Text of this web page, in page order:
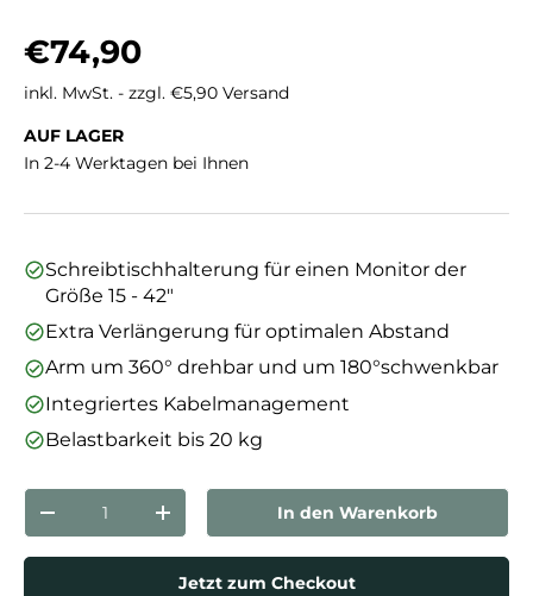
Normaler Preis
€74,90
inkl. MwSt. - zzgl. €5,90 Versand
AUF LAGER
In 2-4 Werktagen bei Ihnen
Schreibtischhalterung für einen Monitor der
Größe 15 - 42"
Extra Verlängerung für optimalen Abstand
Arm um 360° drehbar und um 180°schwenkbar
Integriertes Kabelmanagement
Belastbarkeit bis 20 kg
Anzahl
Menge verringernMenge erhöhenIn den Warenkorb
Jetzt zum Checkout